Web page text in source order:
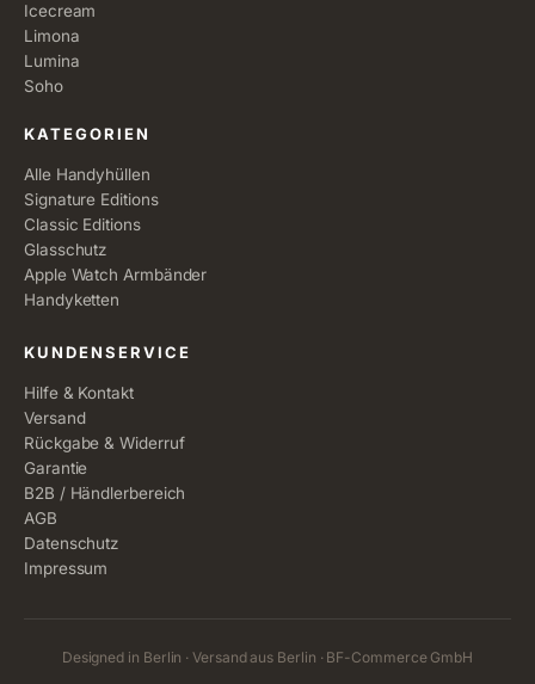
Icecream
Limona
Lumina
Soho
KATEGORIEN
Alle Handyhüllen
Signature Editions
Classic Editions
Glasschutz
Apple Watch Armbänder
Handyketten
KUNDENSERVICE
Hilfe & Kontakt
Versand
Rückgabe & Widerruf
Garantie
B2B / Händlerbereich
AGB
Datenschutz
Impressum
Designed in Berlin · Versand aus Berlin · BF-Commerce GmbH